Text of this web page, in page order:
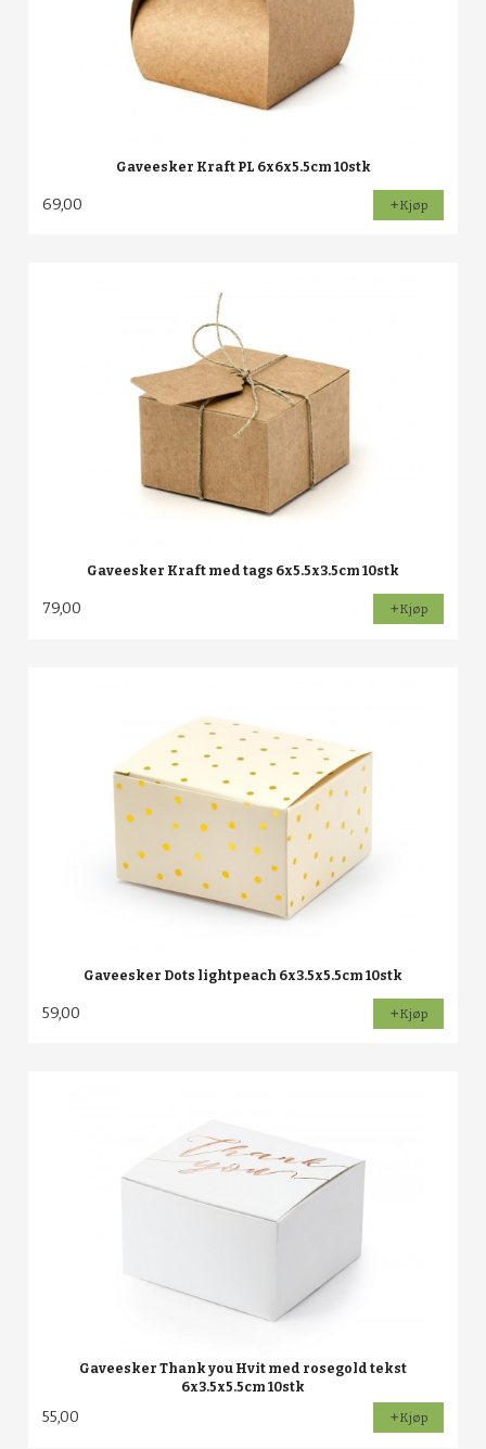
Gaveesker Kraft PL 6x6x5.5cm 10stk
69,00 Kjøp
Gaveesker Kraft med tags 6x5.5x3.5cm 10stk
79,00 Kjøp
Gaveesker Dots lightpeach 6x3.5x5.5cm 10stk
59,00 Kjøp
Gaveesker Thank you Hvit med rosegold tekst
6x3.5x5.5cm 10stk
55,00 Kjøp